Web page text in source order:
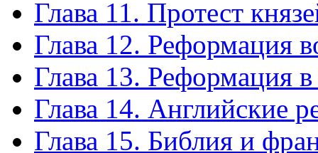
Глава 11. Протест
Глава 12. Реформация
Глава 13. Реформация
Глава 14. Английские
Глава 15. Библия и